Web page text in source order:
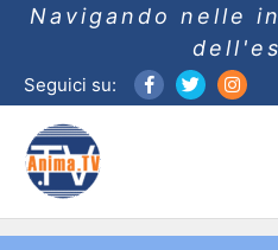
Navigando nelle
Seguici su: